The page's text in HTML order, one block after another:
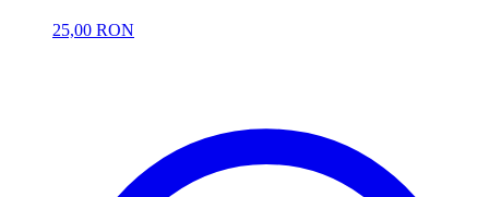
25,00 RON